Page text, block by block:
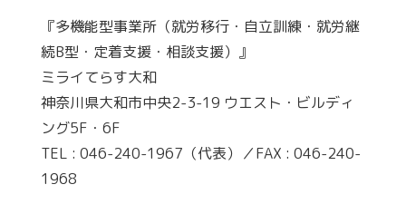
『多機能型事業所（就労移行・自立訓練・就労継
続B型・定着支援・相談支援）』
ミライてらす大和
神奈川県大和市中央2-3-19 ウエスト・ビルディ
ング5F・6F
TEL : 046-240-1967（代表）／FAX : 046-240-
1968